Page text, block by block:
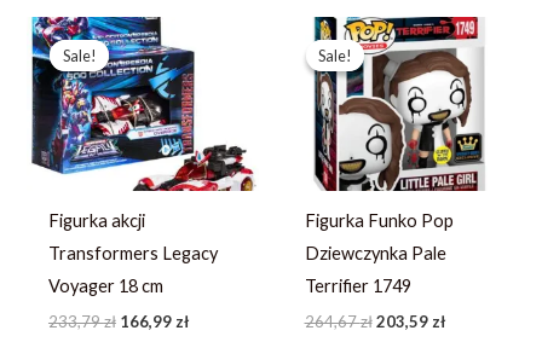
Sale!
Sale!
Figurka akcji
Transformers Legacy
Voyager 18 cm
233,79zł
Pierwotna
cena
wynosiła:
233,79 zł.
166,99 zł
cena
wynosi:
166,99 zł.
Sale!
Sale!
Figurka Funko Pop
Dziewczynka Pale
Terrifier 1749
264,67zł
Pierwotna
cena
wynosiła:
264,67 zł.
203,59 zł
Aktualna
cena
wynosi:
203,59 zł.